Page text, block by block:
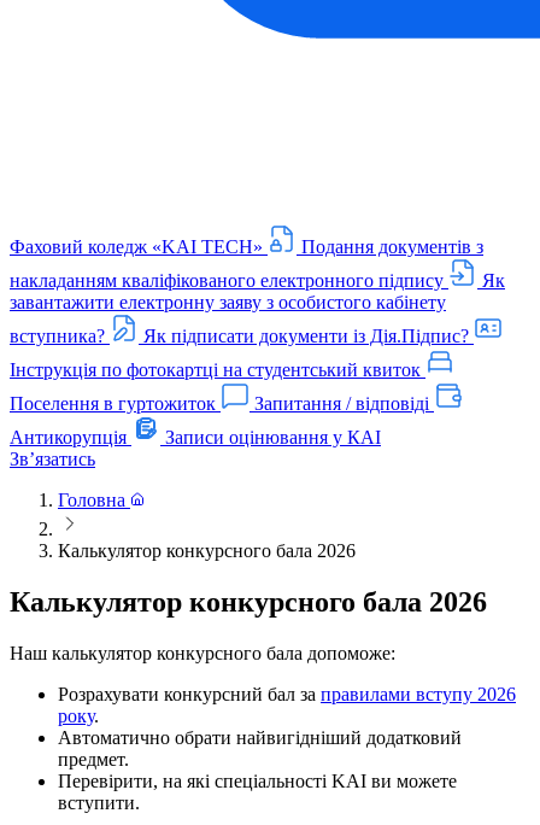
Фаховий коледж «KAI TECH»
Подання документів з
накладанням кваліфікованого електронного підпису
Як
завантажити електронну заяву з особистого кабінету
вступника?
Як підписати документи із Дія.Підпис?
Інструкція по фотокартці на студентський квиток
Поселення в гуртожиток
Запитання / відповіді
Антикорупція
Записи оцінювання у КАІ
Звʼязатись
Головна
Калькулятор конкурсного бала 2026
Калькулятор конкурсного бала 2026
Наш калькулятор конкурсного бала допоможе:
Розрахувати конкурсний бал за правилами вступу 2026
року.
Автоматично обрати найвигідніший додатковий
предмет.
Перевірити, на які спеціальності KAI ви можете
вступити.